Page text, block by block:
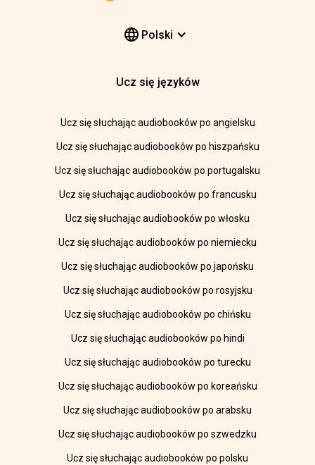
Polski
Ucz się języków
Ucz się słuchając audiobooków po angielsku
Ucz się słuchając audiobooków po hiszpańsku
Ucz się słuchając audiobooków po portugalsku
Ucz się słuchając audiobooków po francusku
Ucz się słuchając audiobooków po włosku
Ucz się słuchając audiobooków po niemiecku
Ucz się słuchając audiobooków po japońsku
Ucz się słuchając audiobooków po rosyjsku
Ucz się słuchając audiobooków po chińsku
Ucz się słuchając audiobooków po hindi
Ucz się słuchając audiobooków po turecku
Ucz się słuchając audiobooków po koreańsku
Ucz się słuchając audiobooków po arabsku
Ucz się słuchając audiobooków po szwedzku
Ucz się słuchając audiobooków po polsku